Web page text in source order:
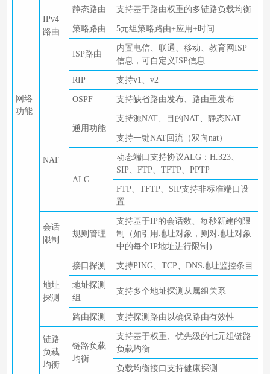
网络
功能
IPv4
路由
静态路由 支持基于路由权重的多链路负载均衡
策略路由 5元组策略路由+应用+时间
ISP路由
内置电信、联通、移动、教育网ISP
信息，可自定义ISP信息
RIP 支持v1、v2
OSPF 支持缺省路由发布、路由重发布
NAT
通用功能
支持源NAT、目的NAT、静态NAT
支持一键NAT回流（双向nat）
ALG
动态端口支持协议ALG：H.323、
SIP、FTP、TFTP、PPTP
FTP、TFTP、SIP支持非标准端口设
置
会话
限制
规则管理
支持基于IP的会话数、每秒新建的限
制（如引用地址对象，则对地址对象
中的每个IP地址进行限制）
地址
探测
接口探测 支持PING、TCP、DNS地址监控条目
地址探测
组
支持多个地址探测从属组关系
路由探测 支持探测路由以确保路由有效性
链路
负载
均衡
链路负载
均衡
支持基于权重、优先级的七元组链路
负载均衡
负载均衡接口支持健康探测